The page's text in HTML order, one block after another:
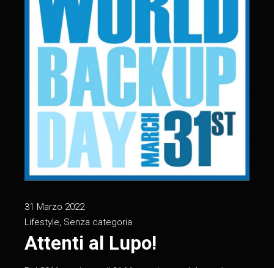
31 Marzo 2022
Lifestyle, Senza categoria
Attenti al Lupo!